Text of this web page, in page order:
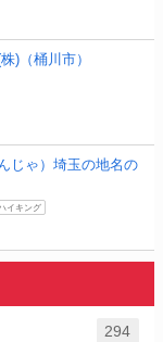
)（桶川市）
じゃ）埼玉の地名の
ハイキング
294